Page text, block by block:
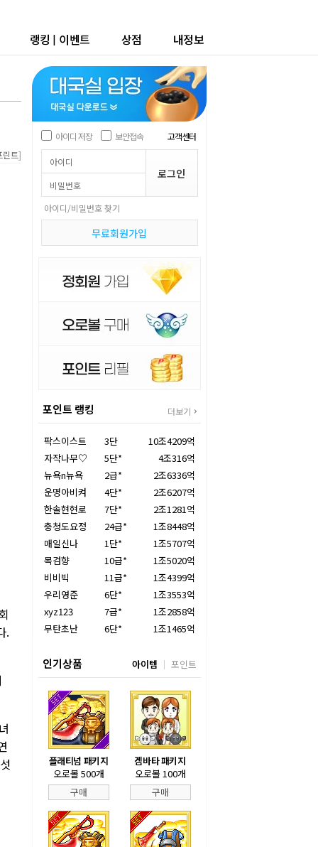
랭킹 | 이벤트 상점 내정보
린트]
.
아이디 저장 보안접속 고객센터
아이디/비밀번호 찾기
무료회원가입
포인트 랭킹 더보기
팍스이스트 3단
10조4209억
자작나무♡
5단*
4조316억
뉴욕n뉴욕
2급*
2조6336억
운명아비켜
4단*
2조6207억
한솔현현로
7단*
2조1281억
충청도요정
24급*
1조8448억
매일신나
1단*
1조5707억
목검향
10급*
1조5020억
비비빅
11급*
1조4399억
우리영준
6단*
1조3553억
xyz123
7급*
1조2858억
무탄초난
6단* 1조1465억
인기상품 아이템 포인트
플래티넘 패키지
오로볼 500개
구매
겜바타 패키지
오로볼 100개
구매